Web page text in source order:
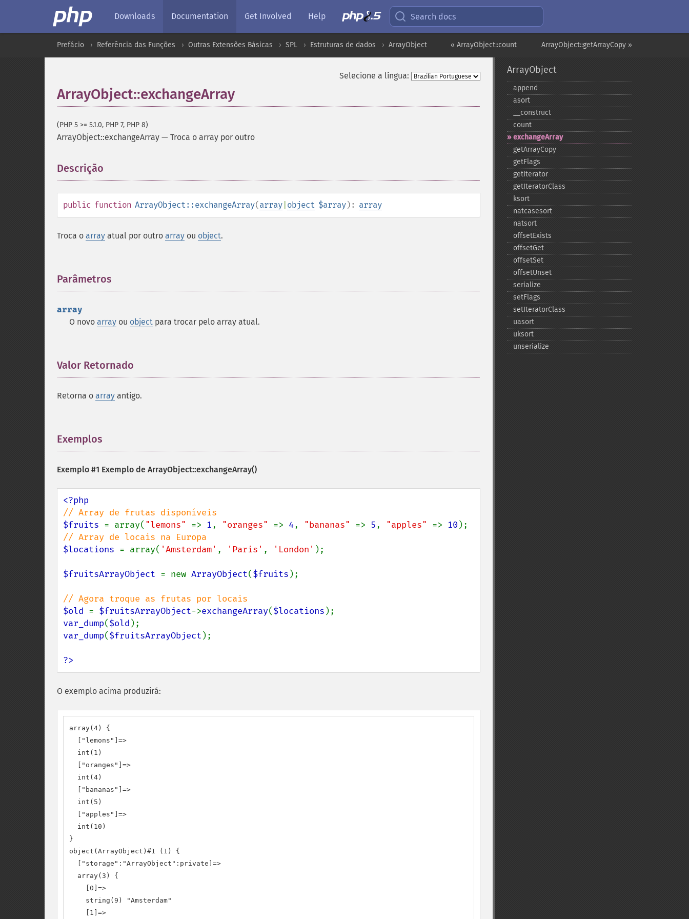
Downloads Documentation Get Involved Help Search docs
ArrayObject::getArrayCopy »
« ArrayObject::count
Prefácio Referência das Funções Outras Extensões Básicas SPL Estruturas de dados ArrayObject
Selecione a língua:
ArrayObject::exchangeArray
(PHP 5 >= 5.1.0, PHP 7, PHP 8)
ArrayObject::exchangeArray — Troca o array por outro
Descrição
public function ArrayObject::exchangeArray(array object $array): array
Troca o array atual por outro array ou object.
Parâmetros
array
O novo array ou object para trocar pelo array atual.
Valor Retornado
Retorna o array antigo.
Exemplos
Exemplo #1 Exemplo de ArrayObject::exchangeArray()
$fruits = array( "lemons" => 1, "oranges" => 4, "bananas" => 5, "apples" => 10
$locations = array( 'Amsterdam' , 'Paris' , 'London' );
$fruitsArrayObject = new ArrayObject($fruits );
$old = $fruitsArrayObject->exchangeArray($locations
var_dump($old
var_dump($fruitsArrayObject );
?>
O exemplo acima produzirá:
array(4) {
  ["lemons"]=>
  int(1)
  ["oranges"]=>
  int(4)
  ["bananas"]=>
  int(5)
  ["apples"]=>
  int(10)
}
object(ArrayObject)#1 (1) {
  ["storage":"ArrayObject":private]=>
  array(3) {
    [0]=>
    string(9) "Amsterdam"
    [1]=>
ArrayObject
append
asort
_​_​construct
count
exchangeArray
getArrayCopy
getFlags
getIterator
getIteratorClass
ksort
natcasesort
natsort
offsetExists
offsetGet
offsetSet
offsetUnset
serialize
setFlags
setIteratorClass
uasort
uksort
unserialize